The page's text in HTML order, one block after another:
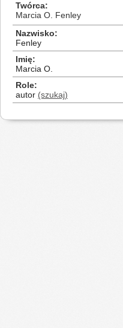
Twórca
Marcia O. Fenley
Nazwisko
Fenley
Imię
Marcia O.
Role
autor (szukaj)